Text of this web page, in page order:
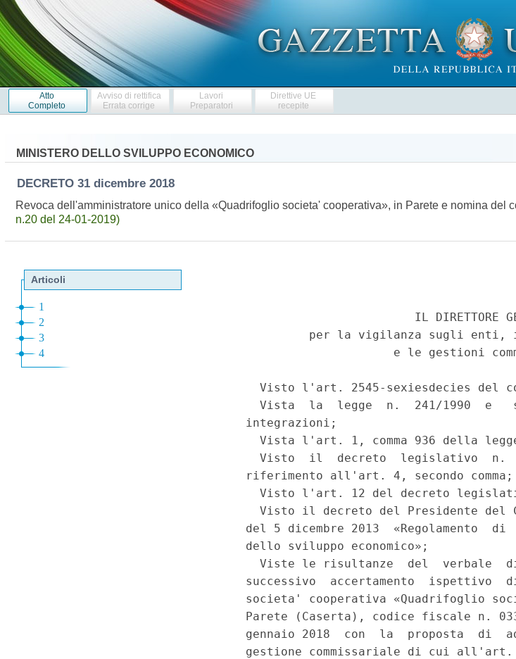
Atto
Completo
Avviso di rettifica
Errata corrige
Lavori
Preparatori
Direttive UE
recepite
MINISTERO DELLO SVILUPPO ECONOMICO
DECRETO 31 dicembre 2018
Revoca dell'amministratore unico della «Quadrifoglio societa' cooperativa», in Parete e nomina del
n.20 del 24-01-2019)